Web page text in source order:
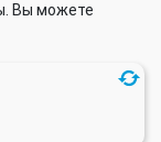
Вы можете